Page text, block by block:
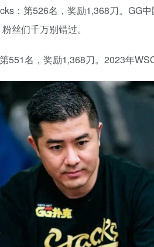
：第526名，奖励1,368刀。GG
丝们千万别错过。
第551名，奖励1,368刀。2023年